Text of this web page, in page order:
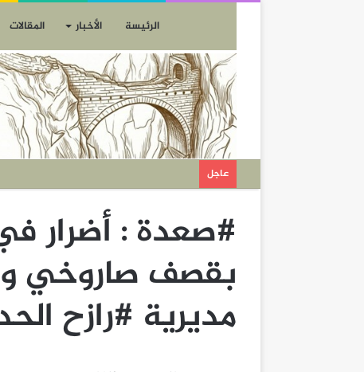
الرئيسة الأخبار المقالات
عاجل
#صعدة : أضرار
بقصف صاروخي
مديرية #رازح